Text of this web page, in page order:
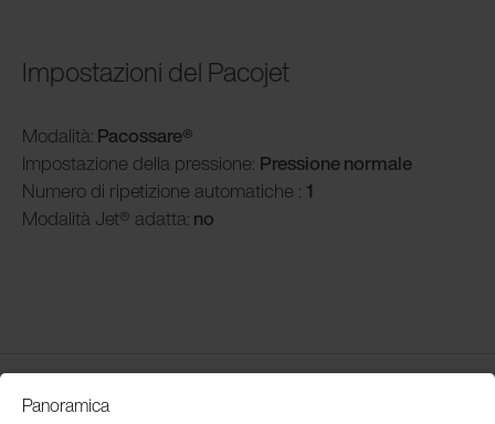
Impostazioni del Pacojet
Modalità: Pacossare®
Impostazione della pressione: Pressione normale
Numero di ripetizione automatiche : 1
Modalità Jet® adatta: no
Customer Service
Panoramica